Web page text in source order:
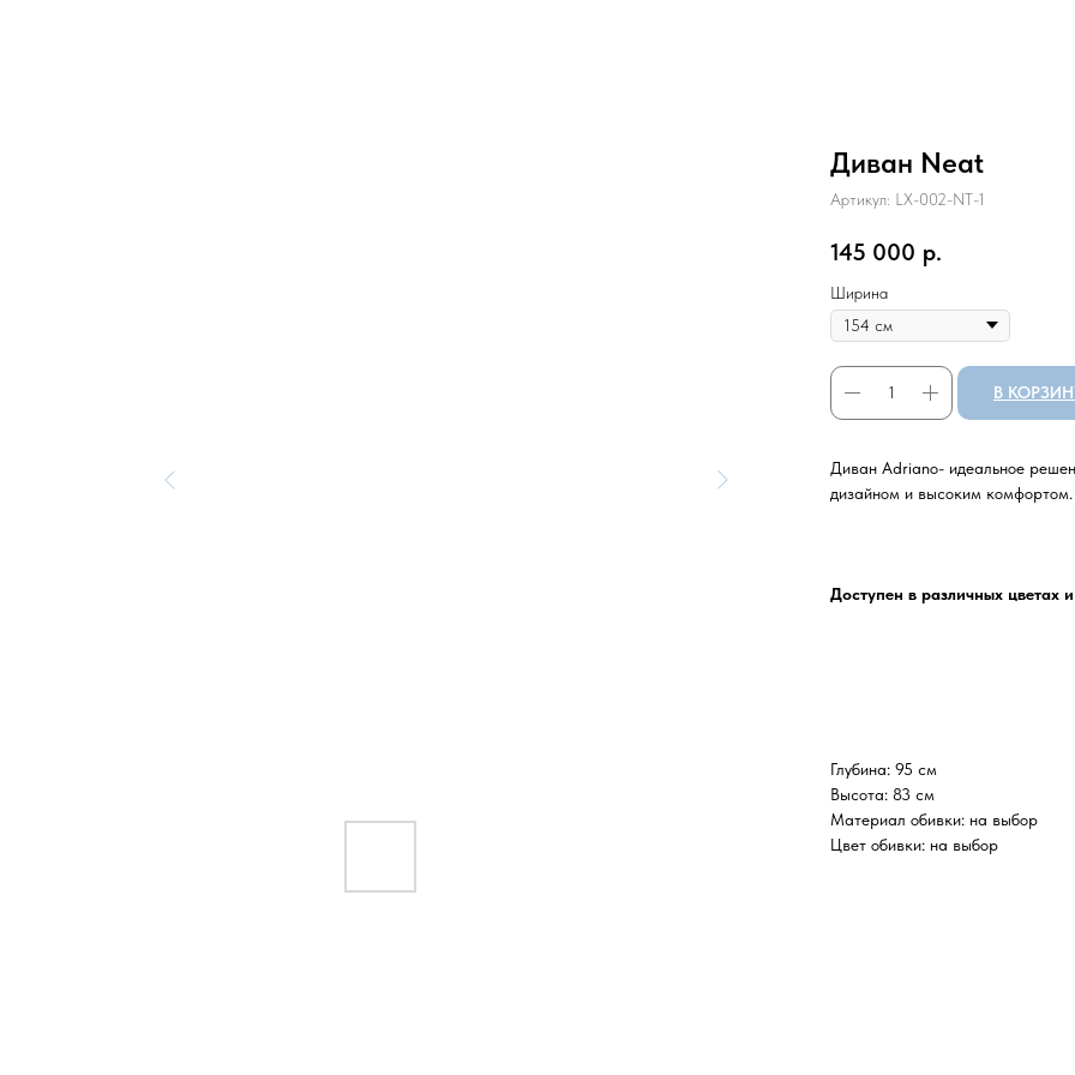
Диван Neat
Артикул: LX-002-NT-1
145 000 р.
Ширина
В
Диван Adriano- идеальное
дизайном и высоким комфортом.
Доступен в различных цветах
Глубина: 95 см
Высота: 83 см
Материал обивки: на выбор
Цвет обивки: на выбор